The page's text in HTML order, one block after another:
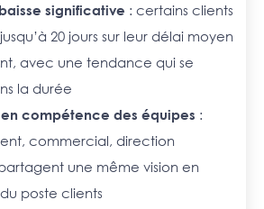
significative : certains clients
20 jours sur leur délai moyen
avec une tendance qui se
la durée
compétence des équipes :
commercial, direction
une même vision en
poste clients